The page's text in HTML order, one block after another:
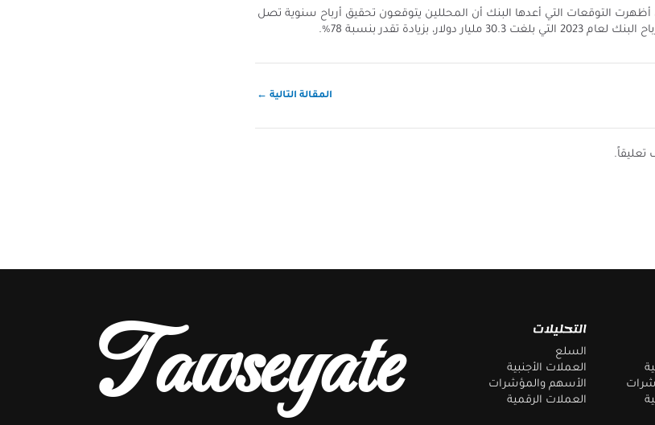
أظهرت التوقعات التي أعدها البنك أن المحللين يتوقعون تحقيق أرباح سنوية تصل
المقالة التالية ←
تعليقاً.
التحليلات
السلع
العملات الأجنبية
الأسهم والمؤشرات
العملات الرقمية
Tawseyate